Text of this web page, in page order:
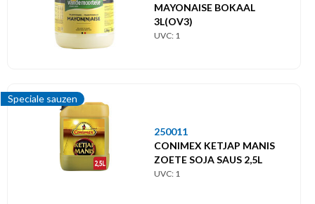
Tomaat sauzen
Vinaigrettes
MAYONAISE BOKAAL
3L(OV3)
UVC: 1
Speciale sauzen
250011
CONIMEX KETJAP MANIS
ZOETE SOJA SAUS 2,5L
UVC: 1